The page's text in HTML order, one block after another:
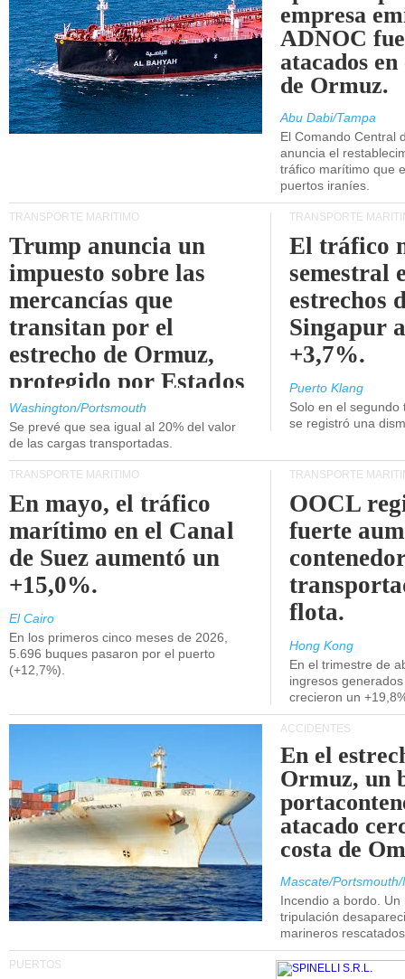
empresa
ADNOC
atacados
de Ormuz.
Abu Dabi/Tampa
El Comando Central
anuncia el
tráfico marítimo que
puertos iraníes.
TRANSPORTE MARÍTIMO
Trump anuncia un
impuesto sobre las
mercancías que
transitan por el
estrecho de Ormuz,
protegido por Estados
Unidos.
Washington/Portsmouth
Se prevé que sea igual al 20% del valor
de las cargas transportadas.
TRANSPORTE
El tráfico
semestral
estrechos
Singapur
+3,7%.
Puerto Klang
Solo en el
se registró una
TRANSPORTE MARÍTIMO
En mayo, el tráfico
marítimo en el Canal
de Suez aumentó un
+15,0%.
El Cairo
En los primeros cinco meses de 2026,
5.696 buques pasaron por el puerto
(+12,7%).
TRANSPORTE
OOCL
fuerte
flota.
Hong Kong
En el trimestre de
ingresos
crecieron un
ACCIDENTES
En el
Ormuz, un
atacado
costa de
Mascate/
Incendio a bordo.
tripulación
marineros
PUERTOS